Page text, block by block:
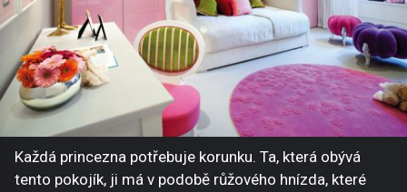
Každá princezna potřebuje korunku. Ta, která obývá
tento pokojík, ji má v podobě růžového hnízda, které